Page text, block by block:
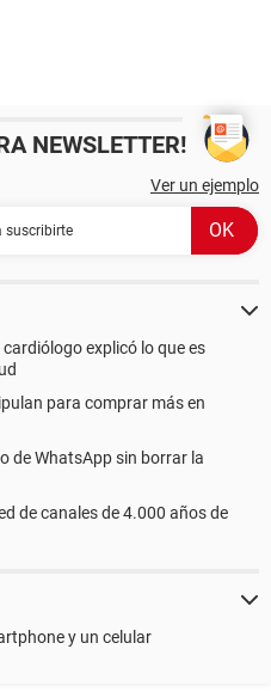
NEWSLETTER!
Ver un ejemplo
explicó lo que es
para comprar más en
de WhatsApp sin borrar la
de canales de 4.000 años de
y un celular